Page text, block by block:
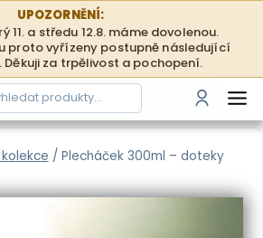
UPOZORNĚNÍ:
11. a středu 12.8. máme dovolenou.
proto vyřízeny postupně následující
za trpělivost a pochopení.
/ Plecháček 300ml – doteky